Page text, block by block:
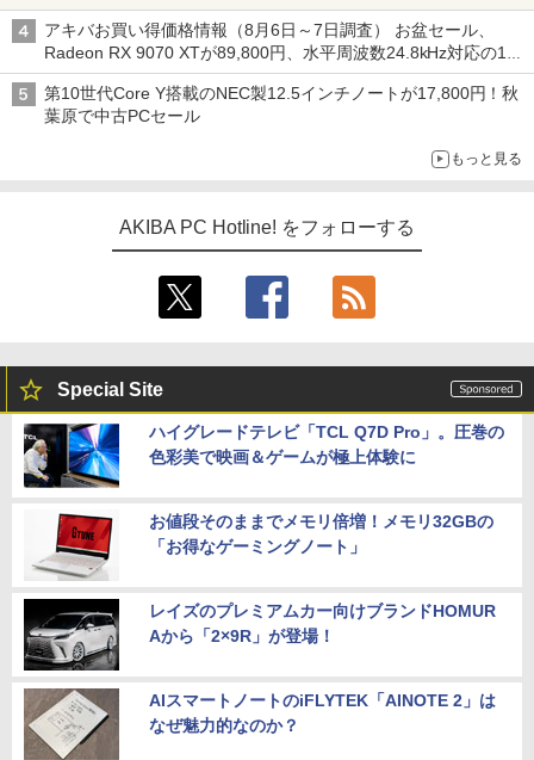
アキバお買い得価格情報（8月6日～7日調査） お盆セール、
Radeon RX 9070 XTが89,800円、水平周波数24.8kHz対応の17
型モニターが9,801円、暑さ指数連動セール ほか
第10世代Core Y搭載のNEC製12.5インチノートが17,800円！秋
葉原で中古PCセール
もっと見る
AKIBA PC Hotline! をフォローする
Special Site
ハイグレードテレビ「TCL Q7D Pro」。圧巻の
色彩美で映画＆ゲームが極上体験に
お値段そのままでメモリ倍増！メモリ32GBの
「お得なゲーミングノート」
レイズのプレミアムカー向けブランドHOMUR
Aから「2×9R」が登場！
AIスマートノートのiFLYTEK「AINOTE 2」は
なぜ魅力的なのか？